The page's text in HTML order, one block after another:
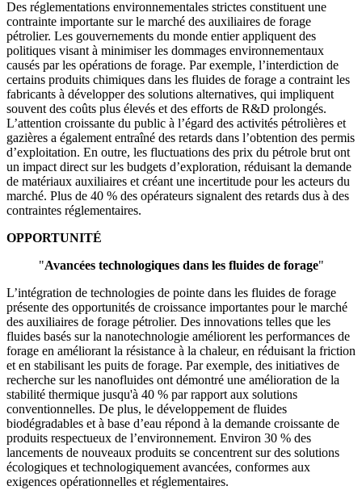
Des réglementations environnementales strictes constituent une
contrainte importante sur le marché des auxiliaires de forage
pétrolier. Les gouvernements du monde entier appliquent des
politiques visant à minimiser les dommages environnementaux
causés par les opérations de forage. Par exemple, l’interdiction de
certains produits chimiques dans les fluides de forage a contraint les
fabricants à développer des solutions alternatives, qui impliquent
souvent des coûts plus élevés et des efforts de R&D prolongés.
L’attention croissante du public à l’égard des activités pétrolières et
gazières a également entraîné des retards dans l’obtention des permis
d’exploitation. En outre, les fluctuations des prix du pétrole brut ont
un impact direct sur les budgets d’exploration, réduisant la demande
de matériaux auxiliaires et créant une incertitude pour les acteurs du
marché. Plus de 40 % des opérateurs signalent des retards dus à des
contraintes réglementaires.
OPPORTUNITÉ
"Avancées technologiques dans les fluides de forage"
L’intégration de technologies de pointe dans les fluides de forage
présente des opportunités de croissance importantes pour le marché
des auxiliaires de forage pétrolier. Des innovations telles que les
fluides basés sur la nanotechnologie améliorent les performances de
forage en améliorant la résistance à la chaleur, en réduisant la friction
et en stabilisant les puits de forage. Par exemple, des initiatives de
recherche sur les nanofluides ont démontré une amélioration de la
stabilité thermique jusqu'à 40 % par rapport aux solutions
conventionnelles. De plus, le développement de fluides
biodégradables et à base d’eau répond à la demande croissante de
produits respectueux de l’environnement. Environ 30 % des
lancements de nouveaux produits se concentrent sur des solutions
écologiques et technologiquement avancées, conformes aux
exigences opérationnelles et réglementaires.